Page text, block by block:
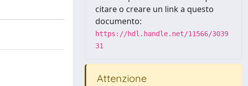
citare o creare un link a questo
documento:
https://hdl.handle.net/11566/3039
31
Attenzione